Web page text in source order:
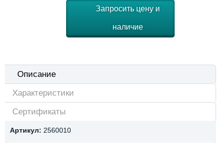
Запросить цену и
наличие
Описание
Характеристики
Сертификаты
Артикул: 2560010